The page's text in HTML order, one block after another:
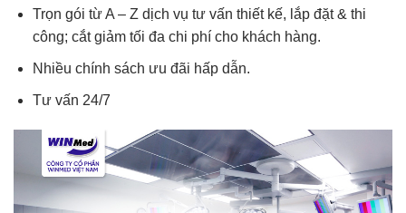
Trọn gói từ A – Z dịch vụ tư vấn thiết kế, lắp đặt & thi
công; cắt giảm tối đa chi phí cho khách hàng.
Nhiều chính sách ưu đãi hấp dẫn.
Tư vấn 24/7